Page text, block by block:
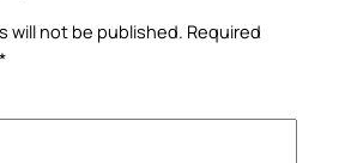
will not be published. Required
*